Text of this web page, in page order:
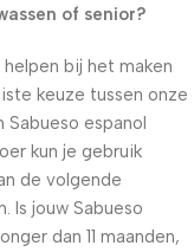
of senior?
bij het maken
keuze tussen onze
Sabueso espanol
kun je gebruik
de volgende
Is jouw Sabueso
dan 11 maanden,